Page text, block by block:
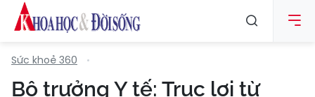
Sức khoẻ 360
Bộ trưởng Y tế: Trục lợi từ